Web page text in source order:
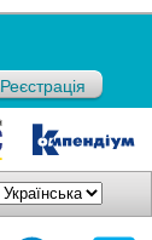
Реєстрація